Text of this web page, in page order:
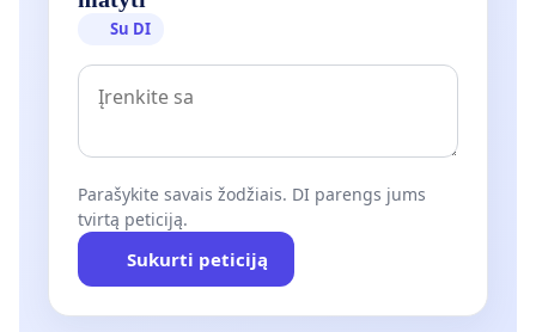
Su DI
Parašykite savais žodžiais. DI parengs jums
tvirtą peticiją.
Sukurti peticiją